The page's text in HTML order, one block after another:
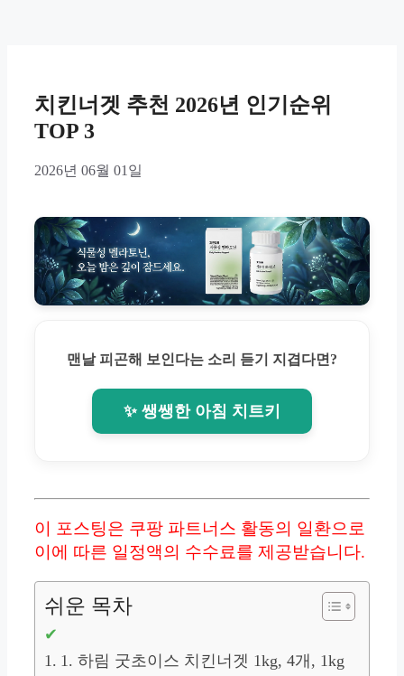
치킨너겟 추천 2026년 인기순위
TOP 3
2026년 06월 01일
맨날 피곤해 보인다는 소리 듣기 지겹다면?
✨ 쌩쌩한 아침 치트키
이 포스팅은 쿠팡 파트너스 활동의 일환으로
이에 따른 일정액의 수수료를 제공받습니다.
쉬운 목차
1. 하림 굿초이스 치킨너겟 1kg, 4개, 1kg